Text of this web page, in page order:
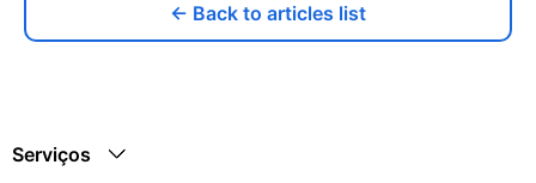
← Back to articles list
Serviços